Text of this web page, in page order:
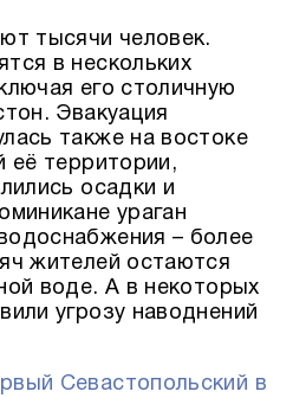
тысячи человек.
в нескольких
его столичную
Эвакуация
также на востоке
её территории,
осадки и
ураган
– более
жителей остаются
воде. А в некоторых
угрозу наводнений
Севастопольский в